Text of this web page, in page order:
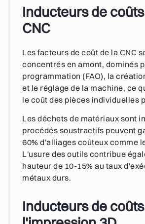
Inducteurs de
CNC
Les facteurs de coût de la CNC
concentrés en amont, dominés
programmation (FAO), la
et le réglage de la machine, ce
le coût des pièces individuelles
Les déchets de matériaux sont
procédés soustractifs peuvent
60% d'alliages coûteux comme
L'usure des outils contribue
hauteur de 10-15% au taux
métaux durs.
Inducteurs de